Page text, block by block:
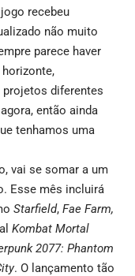
recebeu
não muito
parece haver
horizonte,
diferentes
então ainda
tenhamos uma
vai se somar a um
Esse mês incluirá
Starfield, Fae Farm,
Kombat Mortal
2077: Phantom
. O lançamento tão